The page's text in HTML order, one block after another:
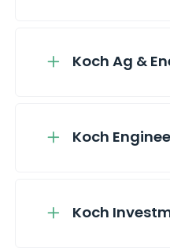
Koch Ag &
Koch
Koch